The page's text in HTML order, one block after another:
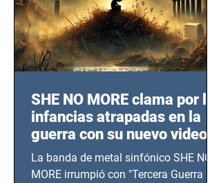
SHE NO MORE clama por las
infancias atrapadas en la
guerra con su nuevo video
TERCERA GUERRA
MUNDIAL
La banda de metal sinfónico SHE NO
MORE irrumpió con "Tercera Guerra